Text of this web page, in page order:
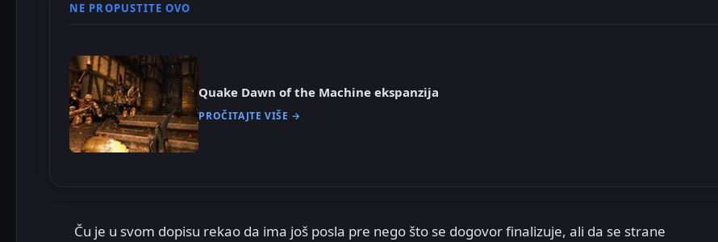
NE PROPUSTITE OVO
Quake Dawn of the Machine ekspanzija
PROČITAJTE VIŠE →
Ču je u svom dopisu rekao da ima još posla pre nego što se dogovor finalizuje, ali da se strane